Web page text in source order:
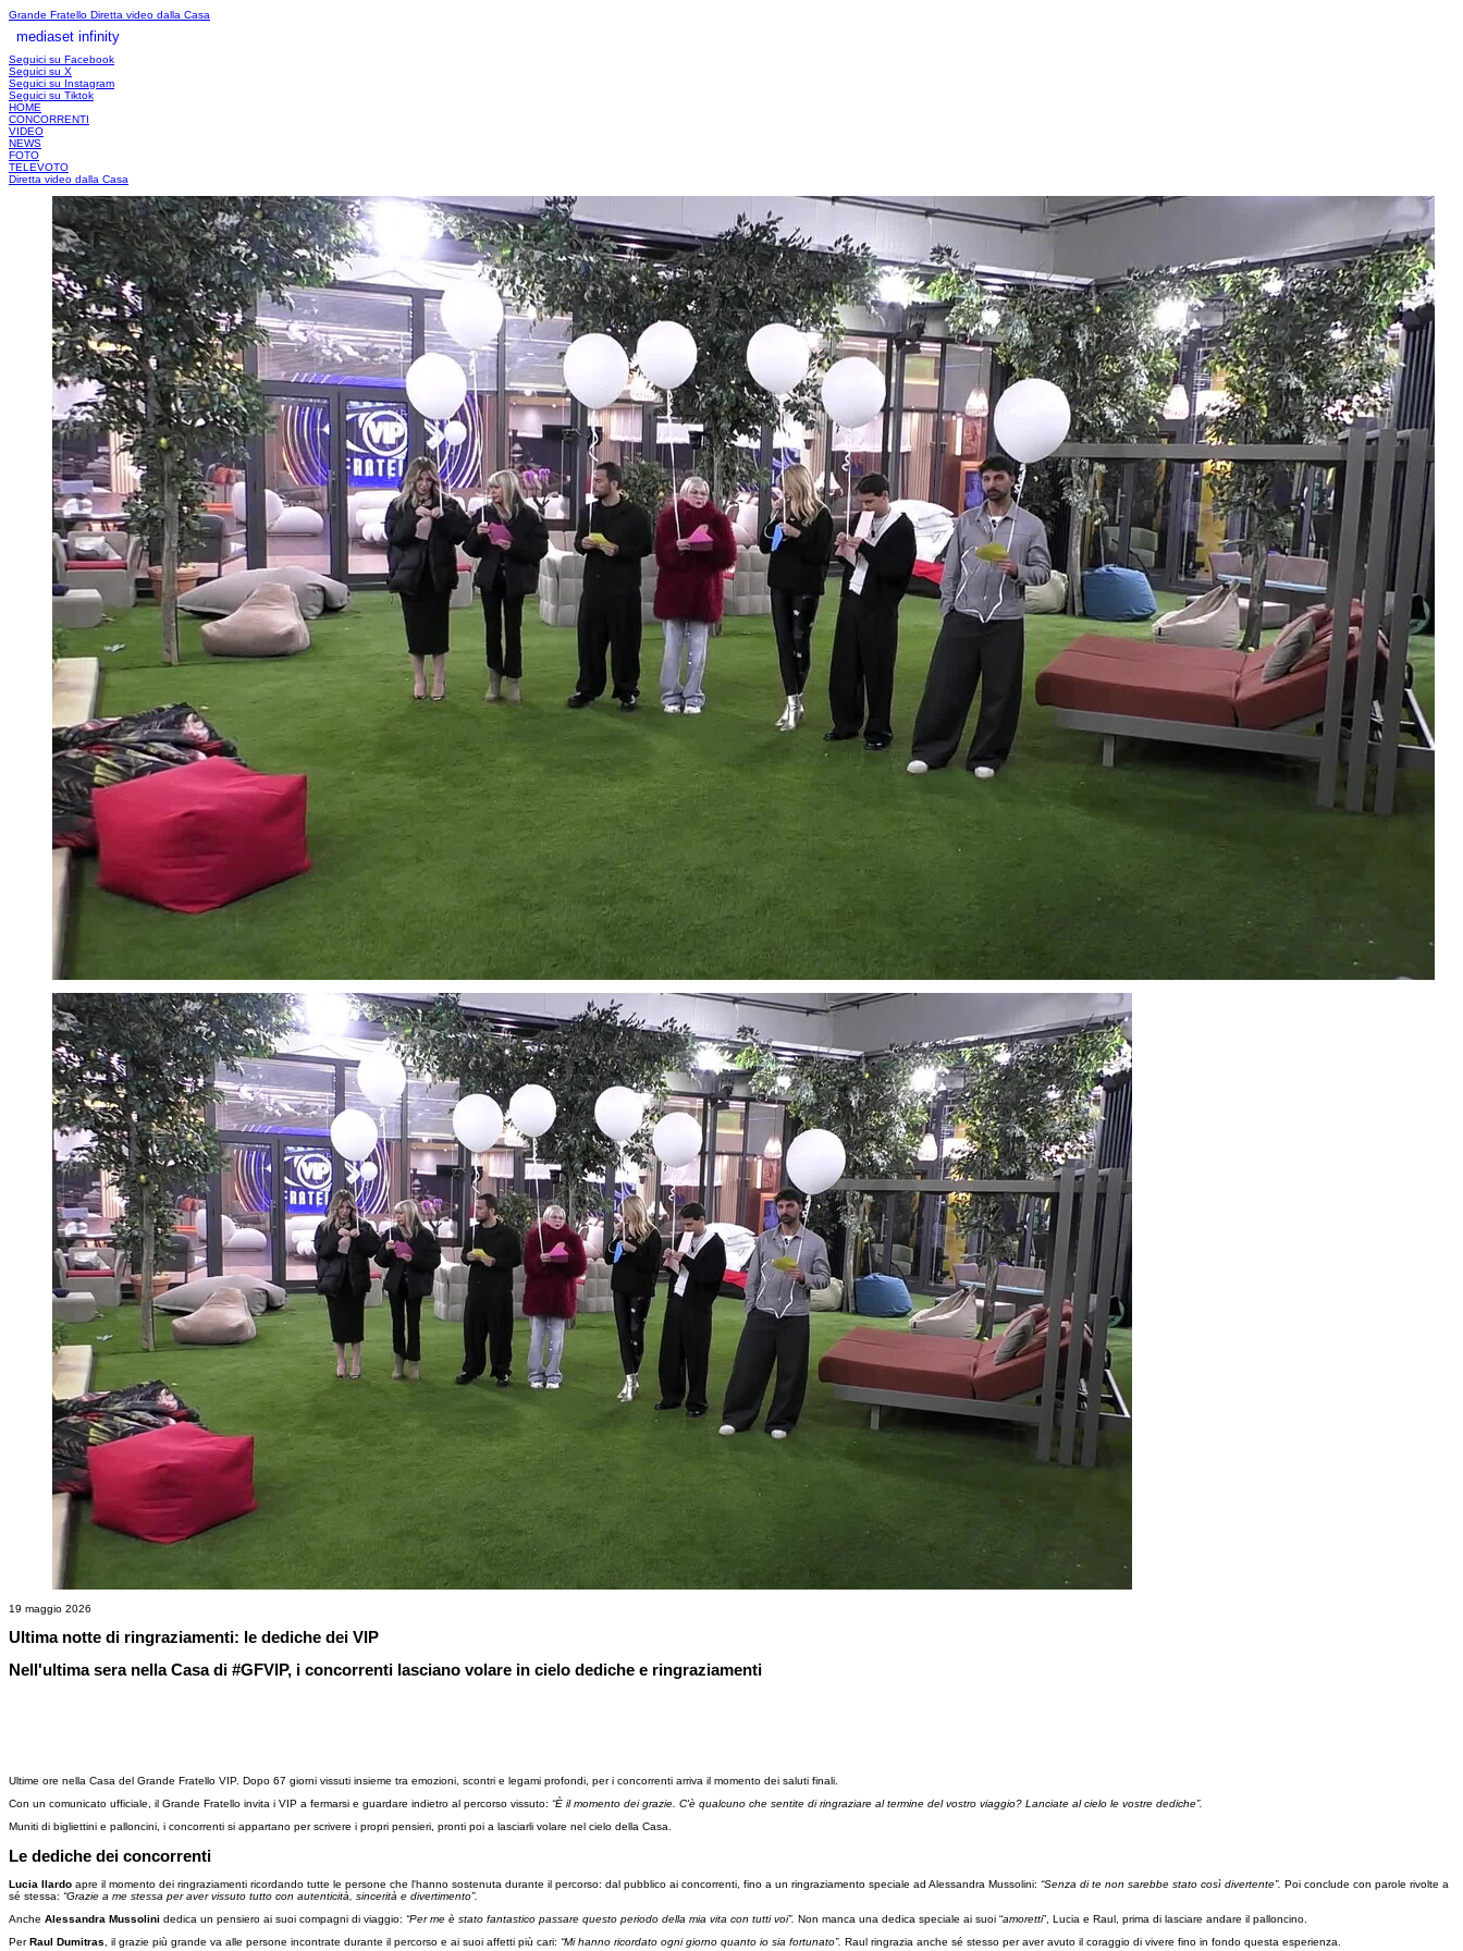
Grande Fratello Diretta video dalla Casa
mediaset infinity
Seguici su Facebook
Seguici su X
Seguici su Instagram
Seguici su Tiktok
HOME
CONCORRENTI
VIDEO
NEWS
FOTO
TELEVOTO
Diretta video dalla Casa
19 maggio 2026
Ultima notte di ringraziamenti: le dediche dei VIP
Nell'ultima sera nella Casa di #GFVIP, i concorrenti lasciano volare in cielo dediche e ringraziamenti
Ultime ore nella Casa del Grande Fratello VIP. Dopo 67 giorni vissuti insieme tra emozioni, scontri e legami profondi, per i concorrenti arriva il momento dei saluti finali.
Con un comunicato ufficiale, il Grande Fratello invita i VIP a fermarsi e guardare indietro al percorso vissuto: “È il momento dei grazie. C'è qualcuno che sentite di ringraziare al termine del vostro viaggio? Lanciate al cielo le vostre dediche”.
Muniti di bigliettini e palloncini, i concorrenti si appartano per scrivere i propri pensieri, pronti poi a lasciarli volare nel cielo della Casa.
Le dediche dei concorrenti
Lucia Ilardo apre il momento dei ringraziamenti ricordando tutte le persone che l'hanno sostenuta durante il percorso: dal pubblico ai concorrenti, fino a un ringraziamento speciale ad Alessandra Mussolini: “Senza di te non sarebbe stato così divertente”. Poi conclude con parole rivolte a
sé stessa: “Grazie a me stessa per aver vissuto tutto con autenticità, sincerità e divertimento”.
Anche Alessandra Mussolini dedica un pensiero ai suoi compagni di viaggio: “Per me è stato fantastico passare questo periodo della mia vita con tutti voi”. Non manca una dedica speciale ai suoi “amoretti”, Lucia e Raul, prima di lasciare andare il palloncino.
PerRaul Dumitras , il grazie più grande va alle persone incontrate durante il percorso e ai suoi affetti più cari: “Mi hanno ricordato ogni giorno quanto io sia fortunato”. Raul ringrazia anche sé stesso per aver avuto il coraggio di vivere fino in fondo questa esperienza.